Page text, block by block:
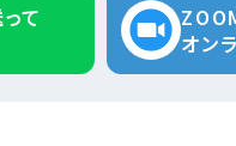
て
オン